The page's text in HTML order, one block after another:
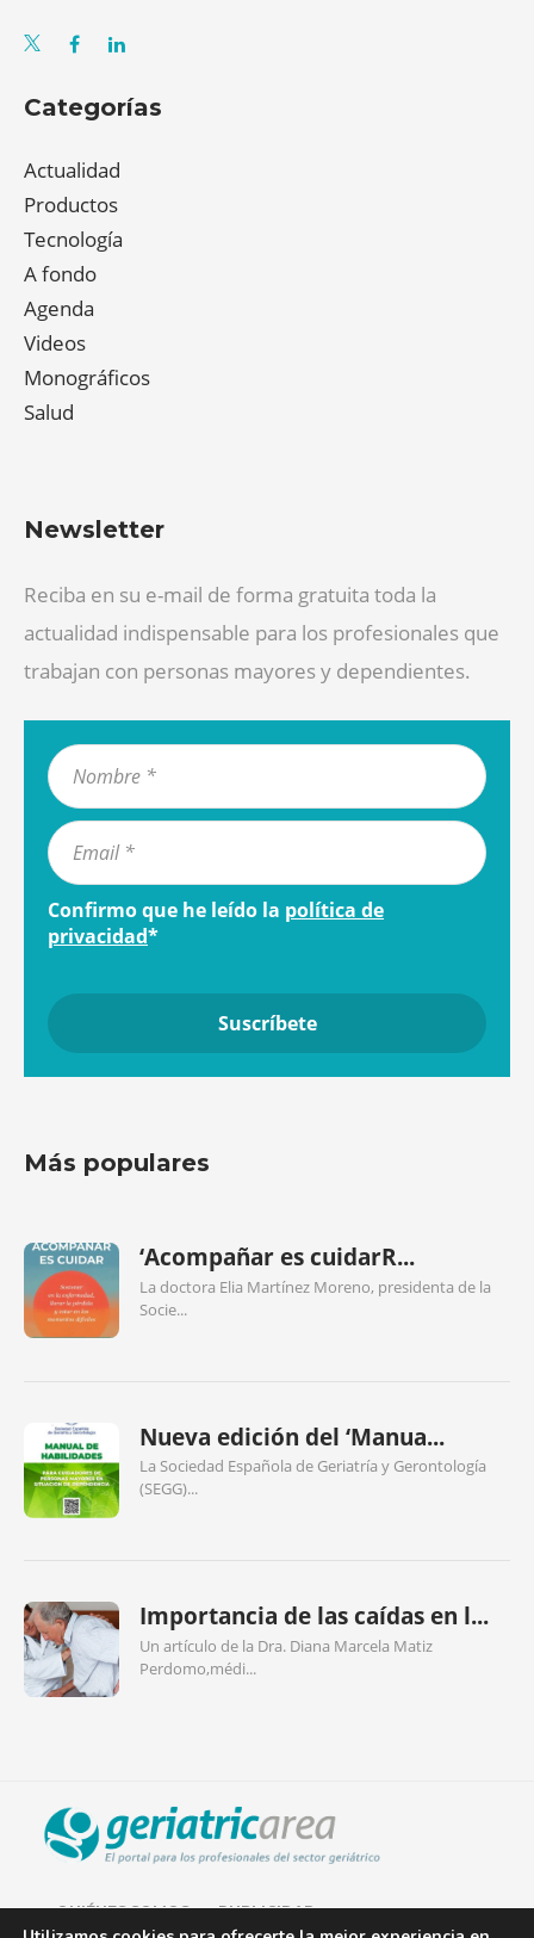
Categorías
Actualidad
Productos
Tecnología
A fondo
Agenda
Videos
Monográficos
Salud
Newsletter
Reciba en su e-mail de forma gratuita toda la
actualidad indispensable para los profesionales que
trabajan con personas mayores y dependientes.
Confirmo que he leído la política de
privacidad*
Más populares
‘Acompañar es cuidarR...
La doctora Elia Martínez Moreno, presidenta de la
Socie...
Nueva edición del ‘Manua...
La Sociedad Española de Geriatría y Gerontología
(SEGG)...
Importancia de las caídas en l...
Un artículo de la Dra. Diana Marcela Matiz
Perdomo,médi...
QUIÉNES SOMOS PUBLICIDAD